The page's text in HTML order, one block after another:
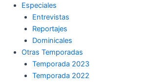
Especiales
Entrevistas
Reportajes
Dominicales
Otras Temporadas
Temporada 2023
Temporada 2022